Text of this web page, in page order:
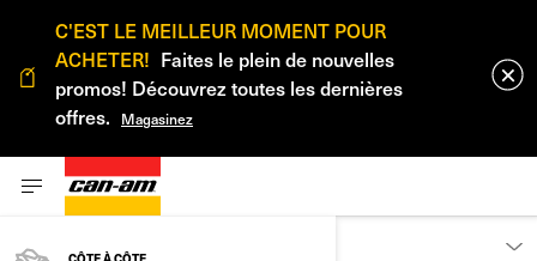
C'EST LE MEILLEUR MOMENT POUR
ACHETER! Faites le plein de nouvelles
promos! Découvrez toutes les dernières
offres.
Magasinez
DÉCOUVRIR